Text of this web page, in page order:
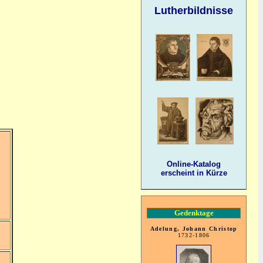
Lutherbildnisse
Online-Katalog
erscheint in Kürze
Gedenktage
Adelung, Johann Christop
1732-1806